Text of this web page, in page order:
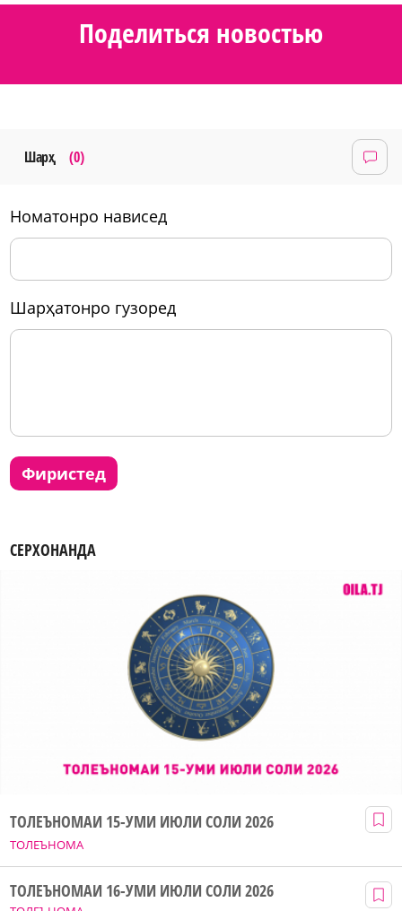
Поделиться новостью
Шарҳ (0)
номатонро нависед
шарҳатонро гузоред
фиристед
СЕРХОНАНДА
ТОЛЕЪНОМА
ТОЛЕЪНОМАИ 15-УМИ ИЮЛИ СОЛИ 2026
ТОЛЕЪНОМАИ 16-УМИ ИЮЛИ СОЛИ 2026